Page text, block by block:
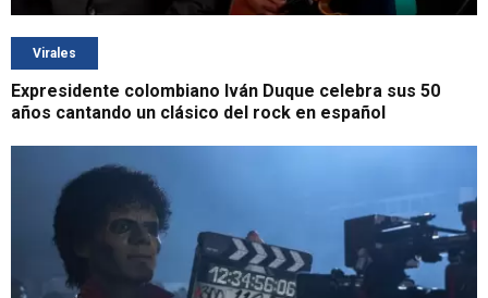
Virales
Expresidente colombiano Iván Duque celebra sus 50
años cantando un clásico del rock en español